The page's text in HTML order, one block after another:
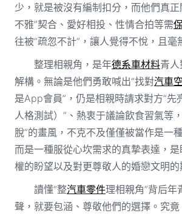
少，就是被沒有編制扣分，而他們真正
不雅”契合、愛好相投、性情合拍等需
往被“疏忽不計”，讓人覺得不悅，且毫
整理相親角，是年德系車材料青人
解構。無論是他們勇敢喊出“找對汽車
是App會員”，仍是相親時請求對方“先
人格測試）”、熱衷于議論飲食習氣等
脫”的畫風，不克不及僅僅被當作是一
而是一種服從心坎需求的真摯表達，
權的盼望以及對更尊敬人的婚戀文明的
讀懂“整汽車零件理相親角”背后年
聲，就要包涵、尊敬他們的選擇。究